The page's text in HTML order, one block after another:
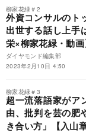
柳家花緑＃2
外資コンサルのト
出世する話し上手
栄×柳家花緑・動画
ダイヤモンド編集部
2023年2月10日 4:50
柳家花緑＃3
超一流落語家がア
由、批判を芸の肥
き合い方」【入山